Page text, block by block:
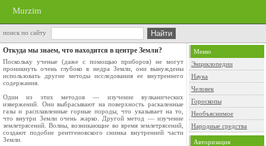
Murzim
поиск по сайту
Откуда мы знаем, что находится в центре Земли?
Поскольку ученые (даже с помощью прибо­ров) не могут
проникнуть очень глубоко в недра Земли, они вынуждены
использовать другие мето­ды исследования ее внутреннего
содержания.
Один из этих методов — изучение вулканиче­ских
извержений. Они выбрасывают на поверх­ность раскаленные
газы и расплавленные горные породы, что указывает на то,
что внутри Земли очень жарко. Другой метод — изучение
землетря­сений. Волны, возникающие во время землетрясе­ний,
создают подобие рентгеновского снимка внутренней части
Земли.
Меню
Энциклопедии
Наука
Человек
Гороскопы
Необъяснимое
Народные средства
Авторизация